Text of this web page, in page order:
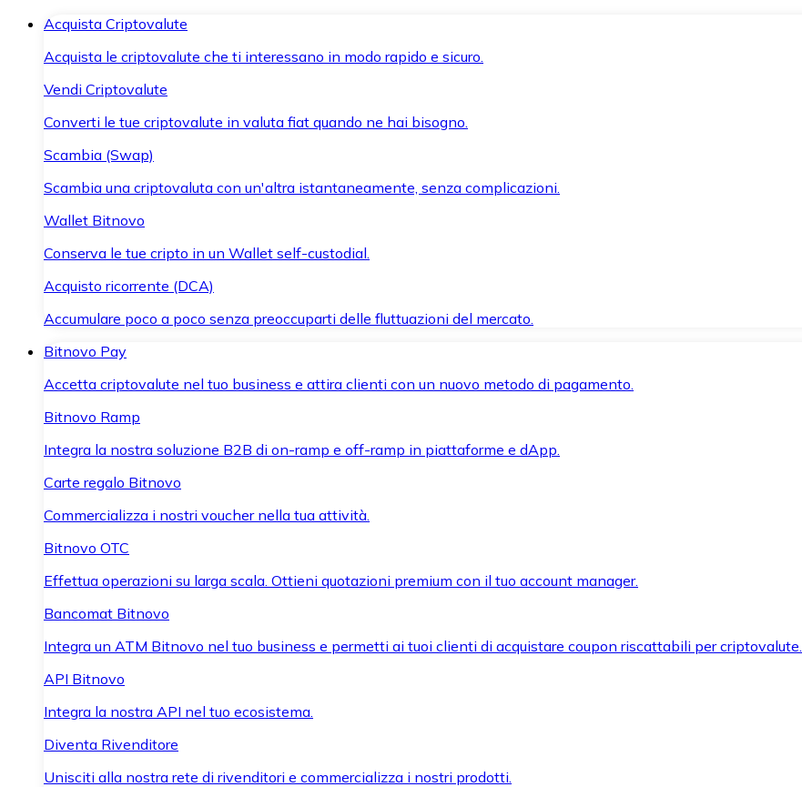
Acquista Criptovalute
Acquista le criptovalute che ti interessano in modo rapido e sicuro.
Vendi Criptovalute
Converti le tue criptovalute in valuta fiat quando ne hai bisogno.
Scambia (Swap)
Scambia una criptovaluta con un'altra istantaneamente, senza complicazioni.
Wallet Bitnovo
Conserva le tue cripto in un Wallet self-custodial.
Acquisto ricorrente (DCA)
Accumulare poco a poco senza preoccuparti delle fluttuazioni del mercato.
Bitnovo Pay
Accetta criptovalute nel tuo business e attira clienti con un nuovo metodo di pagamento.
Bitnovo Ramp
Integra la nostra soluzione B2B di on-ramp e off-ramp in piattaforme e dApp.
Carte regalo Bitnovo
Commercializza i nostri voucher nella tua attività.
Bitnovo OTC
Effettua operazioni su larga scala. Ottieni quotazioni premium con il tuo account manager.
Bancomat Bitnovo
Integra un ATM Bitnovo nel tuo business e permetti ai tuoi clienti di acquistare coupon riscattabili per criptovalute.
API Bitnovo
Integra la nostra API nel tuo ecosistema.
Diventa Rivenditore
Unisciti alla nostra rete di rivenditori e commercializza i nostri prodotti.